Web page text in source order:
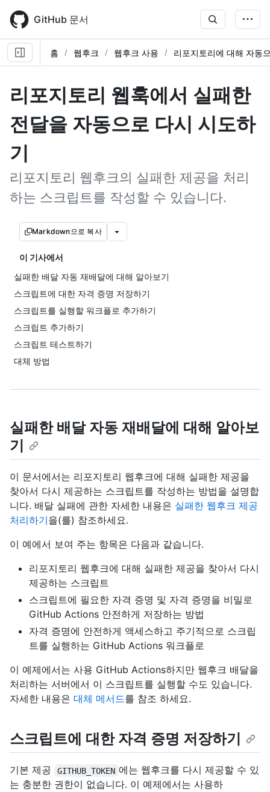
main
content
GitHub 문서
홈 웹후크 웹후크 사용 리포지토리에 대해 자동
리포지토리 웹훅에서 실패한
전달을 자동으로 다시 시도하
기
리포지토리 웹후크의 실패한 제공을 처리
하는 스크립트를 작성할 수 있습니다.
Markdown으로 복사
이 기사에서
실패한 배달 자동 재배달에 대해 알아보기
스크립트에 대한 자격 증명 저장하기
스크립트를 실행할 워크플로 추가하기
스크립트 추가하기
스크립트 테스트하기
대체 방법
실패한 배달 자동 재배달에 대해 알아보
기
이 문서에서는 리포지토리 웹후크에 대해 실패한 제공을
찾아서 다시 제공하는 스크립트를 작성하는 방법을 설명합
니다. 배달 실패에 관한 자세한 내용은 실패한 웹후크 제공
처리하기을(를) 참조하세요.
이 예에서 보여 주는 항목은 다음과 같습니다.
리포지토리 웹후크에 대해 실패한 제공을 찾아서 다시
제공하는 스크립트
스크립트에 필요한 자격 증명 및 자격 증명을 비밀로
GitHub Actions 안전하게 저장하는 방법
자격 증명에 안전하게 액세스하고 주기적으로 스크립
트를 실행하는 GitHub Actions 워크플로
이 예제에서는 사용 GitHub Actions하지만 웹후크 배달을
처리하는 서버에서 이 스크립트를 실행할 수도 있습니다.
자세한 내용은 대체 메서드를 참조 하세요.
스크립트에 대한 자격 증명 저장하기
기본 제공 GITHUB_TOKEN 에는 웹후크를 다시 제공할 수 있
는 충분한 권한이 없습니다. 이 예제에서는 사용하